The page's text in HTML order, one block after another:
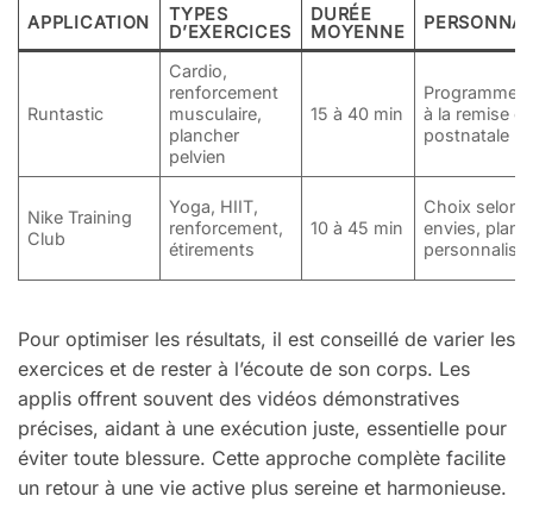
APPLICATION
TYPES
D’EXERCICES
DURÉE
MOYENNE
Runtastic
Cardio,
renforcement
musculaire,
plancher
pelvien
15 à 40 min
Programmes
à la remise
postnatale
Nike Training
Club
Yoga, HIIT,
renforcement,
étirements
10 à 45 min
Choix selon
envies, plans
Pour optimiser les résultats, il est conseillé de varier les
exercices et de rester à l’écoute de son corps. Les
applis offrent souvent des vidéos démonstratives
précises, aidant à une exécution juste, essentielle pour
éviter toute blessure. Cette approche complète facilite
un retour à une vie active plus sereine et harmonieuse.